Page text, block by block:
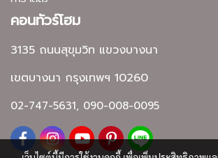
คอนทัวร์โฮม
3135 ถนนสุขุมวิท แขวงบางนา
เขตบางนา กรุงเทพฯ 10260
02-747-5631, 090-008-0095